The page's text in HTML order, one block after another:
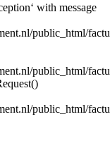
with message
public_html/
public_html/
public_html/